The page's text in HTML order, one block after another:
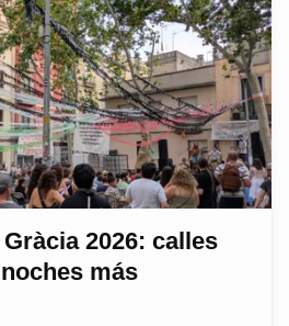
2026: calles
más